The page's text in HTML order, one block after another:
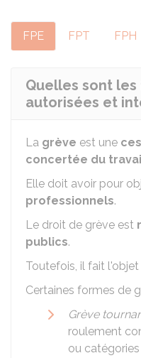
FPE FPT FPH
Quelles sont
autorisées et
La grève est une
concertée du
Elle doit avoir pour
professionnels.
Le droit de grève est
publics.
Toutefois, il fait
Certaines formes de
Grève
roulement
ou